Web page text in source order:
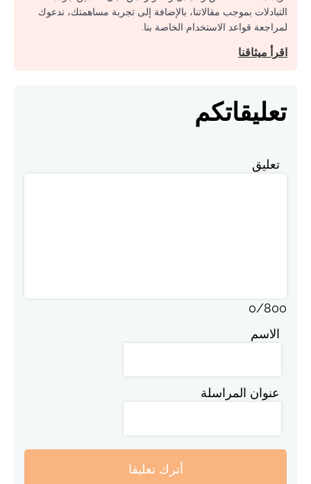
لمراجعة قواعد الاستخدام الخاصة بنا.
اقرأ ميثاقنا
الاسم
أترك تعليقا